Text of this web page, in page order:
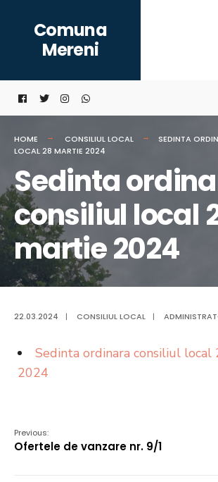
content
Comuna
Mereni
HOME CONSILIUL LOCAL
SEDINTA
LOCAL 28 MARTIE 2024
Sedinta
consiliul local
martie 2024
22.03.2024 | CONSILIUL LOCAL |
Sedinta ordinara consiliul local
2024
Previous:
Ofertele de vanzare nr. 9/1
for: